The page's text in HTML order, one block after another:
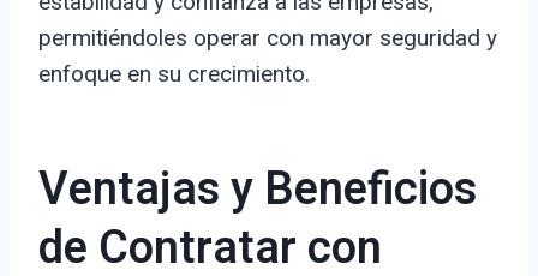
permitiéndoles operar con mayor seguridad y
enfoque en su crecimiento.
Ventajas y Beneficios
de Contratar con